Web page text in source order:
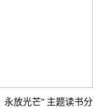
放光芒” 主题读书分